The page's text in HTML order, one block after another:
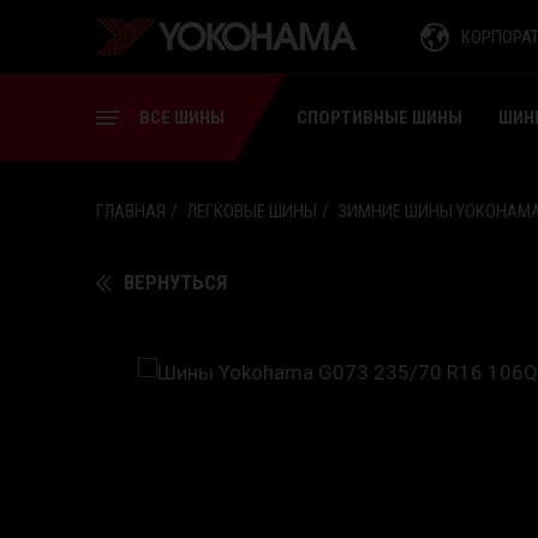
ВСЕ ШИНЫ СПОРТИВНЫЕ ШИНЫ
СПОРТИВНЫЕ ШИНЫ
ШИНЫ ДЛЯ ВИЛОЧНЫХ
ГЛАВНАЯ ЛЕГКОВЫЕ ШИНЫ ЗИМНИЕ ШИНЫ
ВЕРНУТЬСЯ